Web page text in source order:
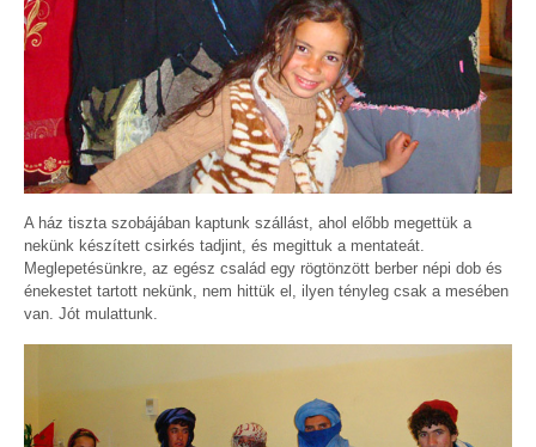
A ház tiszta szobájában kaptunk szállást, ahol előbb megettük a
nekünk készített csirkés tadjint, és megittuk a mentateát.
Meglepetésünkre, az egész család egy rögtönzött berber népi dob és
énekestet tartott nekünk, nem hittük el, ilyen tényleg csak a mesében
van. Jót mulattunk.